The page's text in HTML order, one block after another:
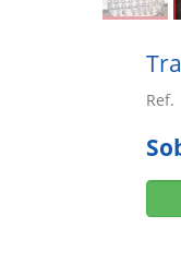
Ref.